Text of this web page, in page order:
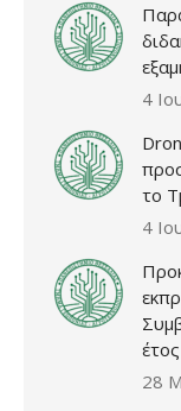
4
το
4
28